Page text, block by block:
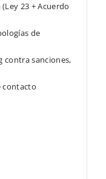
23 + Acuerdo
de
contra sanciones,
contacto